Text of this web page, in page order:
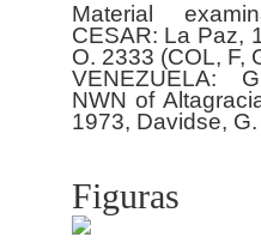
Material
CESAR: La Paz,
O. 2333 (COL, F,
VENEZUELA:
NWN of
Figuras